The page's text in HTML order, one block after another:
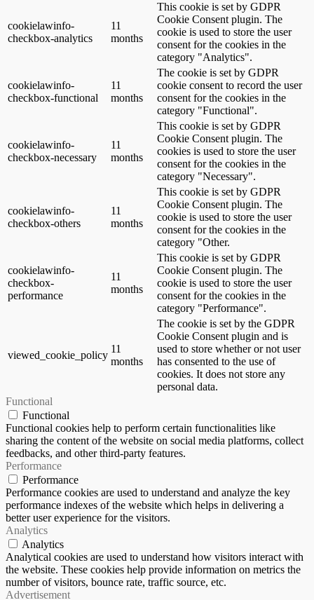
cookielawinfo-
checkbox-analytics
11
months
This cookie is set by GDPR
Cookie Consent plugin. The
cookie is used to store the user
consent for the cookies in the
category "Analytics".
cookielawinfo-
checkbox-functional
11
months
The cookie is set by GDPR
cookie consent to record the user
consent for the cookies in the
category "Functional".
cookielawinfo-
checkbox-necessary
11
months
This cookie is set by GDPR
Cookie Consent plugin. The
cookies is used to store the user
consent for the cookies in the
category "Necessary".
cookielawinfo-
checkbox-others
11
months
This cookie is set by GDPR
Cookie Consent plugin. The
cookie is used to store the user
consent for the cookies in the
category "Other.
cookielawinfo-
checkbox-
performance
11
months
This cookie is set by GDPR
Cookie Consent plugin. The
cookie is used to store the user
consent for the cookies in the
category "Performance".
viewed_cookie_policy
11
months
The cookie is set by the GDPR
Cookie Consent plugin and is
used to store whether or not user
has consented to the use of
cookies. It does not store any
personal data.
Functional
Functional
Functional cookies help to perform certain functionalities like
sharing the content of the website on social media platforms, collect
feedbacks, and other third-party features.
Performance
Performance
Performance cookies are used to understand and analyze the key
performance indexes of the website which helps in delivering a
better user experience for the visitors.
Analytics
Analytics
Analytical cookies are used to understand how visitors interact with
the website. These cookies help provide information on metrics the
number of visitors, bounce rate, traffic source, etc.
Advertisement